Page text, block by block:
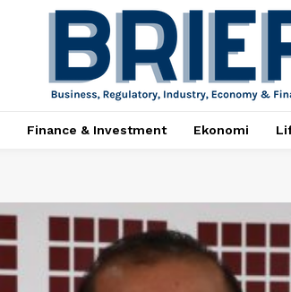
Finance & Investment Ekonomi